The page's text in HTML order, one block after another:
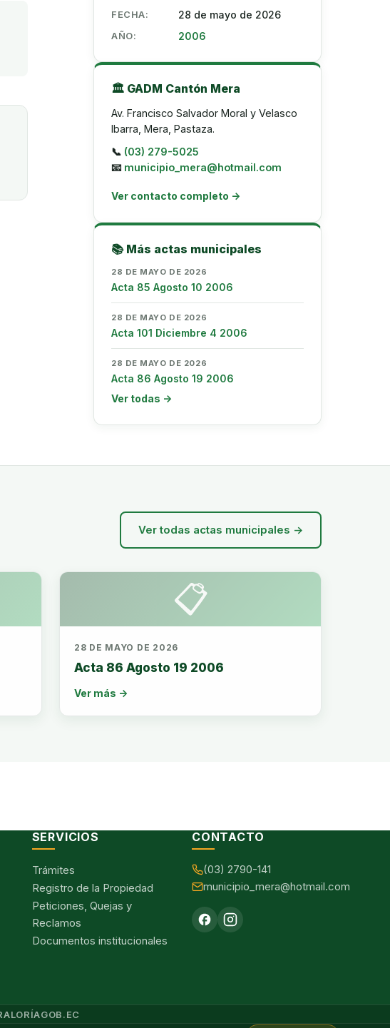
FECHA: 28 de mayo de 2026
AÑO: 2006
🏛️ GADM Cantón Mera
Av. Francisco Salvador Moral y Velasco
Ibarra, Mera, Pastaza.
📞 (03) 279-5025
📧 municipio_mera@hotmail.com
Ver contacto completo →
📚 Más actas municipales
28 DE MAYO DE 2026
Acta 85 Agosto 10 2006
28 DE MAYO DE 2026
Acta 101 Diciembre 4 2006
28 DE MAYO DE 2026
Acta 86 Agosto 19 2006
Ver todas →
Ver todas actas municipales →
📋
28 DE MAYO DE 2026
Acta 86 Agosto 19 2006
Ver más →
SERVICIOS
Trámites
Registro de la Propiedad
Peticiones, Quejas y
Reclamos
Documentos institucionales
CONTACTO
(03) 2790-141
municipio_mera@hotmail.com
GOB.EC